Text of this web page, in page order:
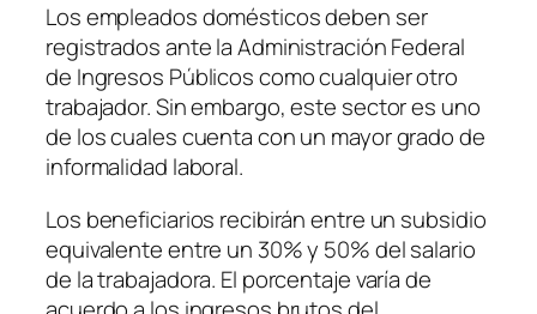
Los empleados domésticos deben ser
registrados ante la Administración Federal
de Ingresos Públicos como cualquier otro
trabajador. Sin embargo, este sector es uno
de los cuales cuenta con un mayor grado de
informalidad laboral.
Los beneficiarios recibirán entre un subsidio
equivalente entre un 30% y 50% del salario
de la trabajadora. El porcentaje varía de